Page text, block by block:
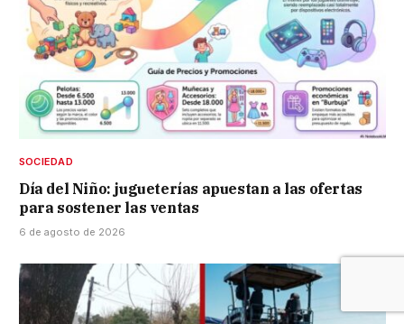
SOCIEDAD
Día del Niño: jugueterías apuestan a las ofertas
para sostener las ventas
6 de agosto de 2026